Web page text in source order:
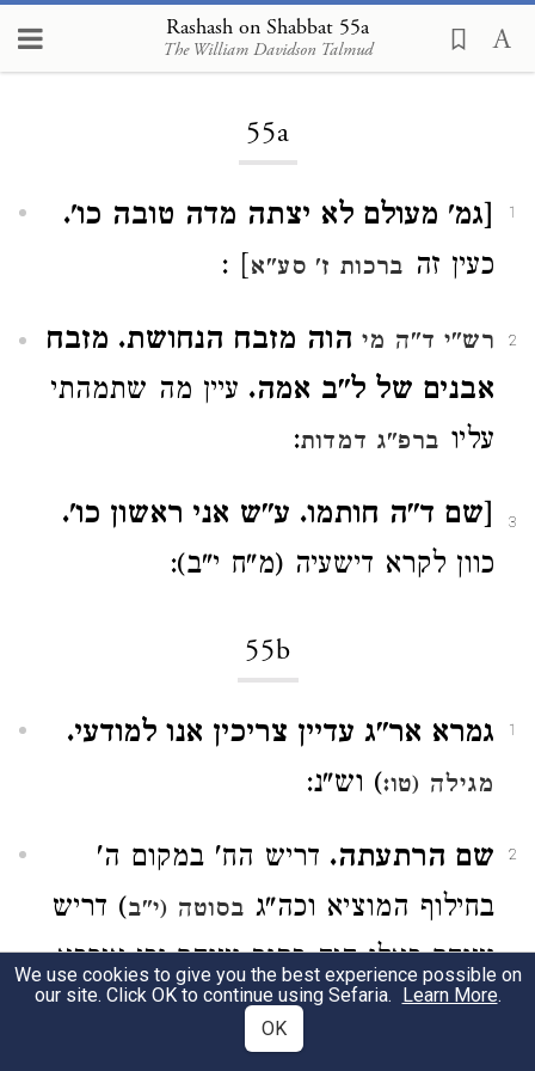
Rashash on Shabbat 55a
The William Davidson Talmud
Loading...
55a
1
[גמ' מעולם לא יצתה מדה טובה כו'.
כעין זה ברכות ז' סע"א] :
2 רש"י ד"ה מי הוה מזבח הנחושת. מזבח
אבנים של ל"ב אמה. עיין מה שתמהתי
עליו ברפ"ג דמדות:
3
[שם ד"ה חותמו. ע"ש אני ראשון כו'.
כוון לקרא דישעיה (מ"ח י"ב):
55b
1 גמרא אר"ג עדיין צריכין אנו למודעי.
מגילה (טו:) וש"נ:
2 שם הרתעתה. דריש הח' במקום ה'
בחילוף המוציא וכה"ג בסוטה (י"ב) דריש
וצוחר כאלו היה כתוב וצוהר וכן איפכא
לעיל (לב: ) א"ת בהלה אלא בחלהולקמן
) א"ת והדרך אלא וחדדך ובר"פ אין
We use cookies to give you the best experience possible on
our site. Click OK to continue using Sefaria. Learn More.
OK